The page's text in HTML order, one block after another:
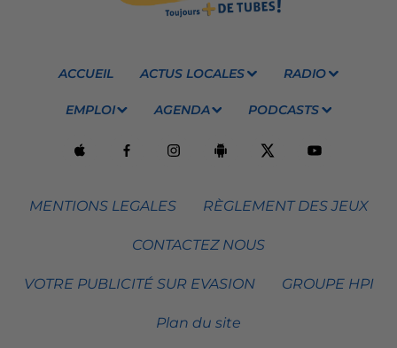
ACCUEIL ACTUS LOCALES RADIO
EMPLOI AGENDA PODCASTS
MENTIONS LEGALES RÈGLEMENT DES JEUX
CONTACTEZ NOUS
VOTRE PUBLICITÉ SUR EVASION GROUPE HPI
Plan du site